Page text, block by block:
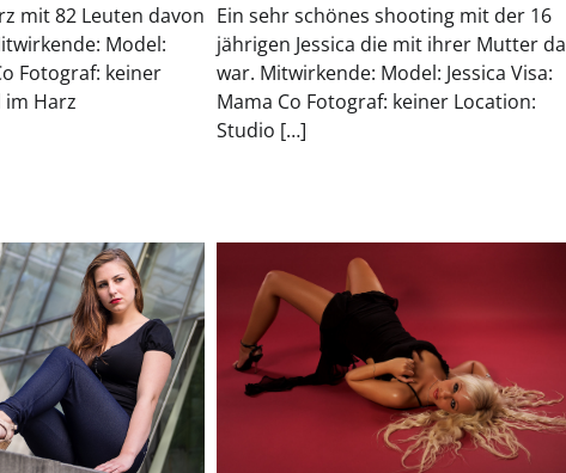
mit 82 Leuten davon
Model:
Fotograf: keiner
im Harz
Ein sehr schönes shooting mit der 16
jährigen Jessica die mit ihrer Mutter da
war. Mitwirkende: Model: Jessica Visa:
Mama Co Fotograf: keiner Location:
Studio […]